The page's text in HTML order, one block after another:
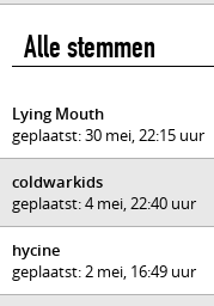
Alle stemmen
Lying Mouth
geplaatst: 30 mei, 22:15 uur
coldwarkids
geplaatst: 4 mei, 22:40 uur
hycine
geplaatst: 2 mei, 16:49 uur